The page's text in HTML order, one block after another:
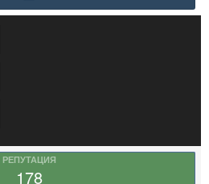
РЕПУТАЦИЯ
178